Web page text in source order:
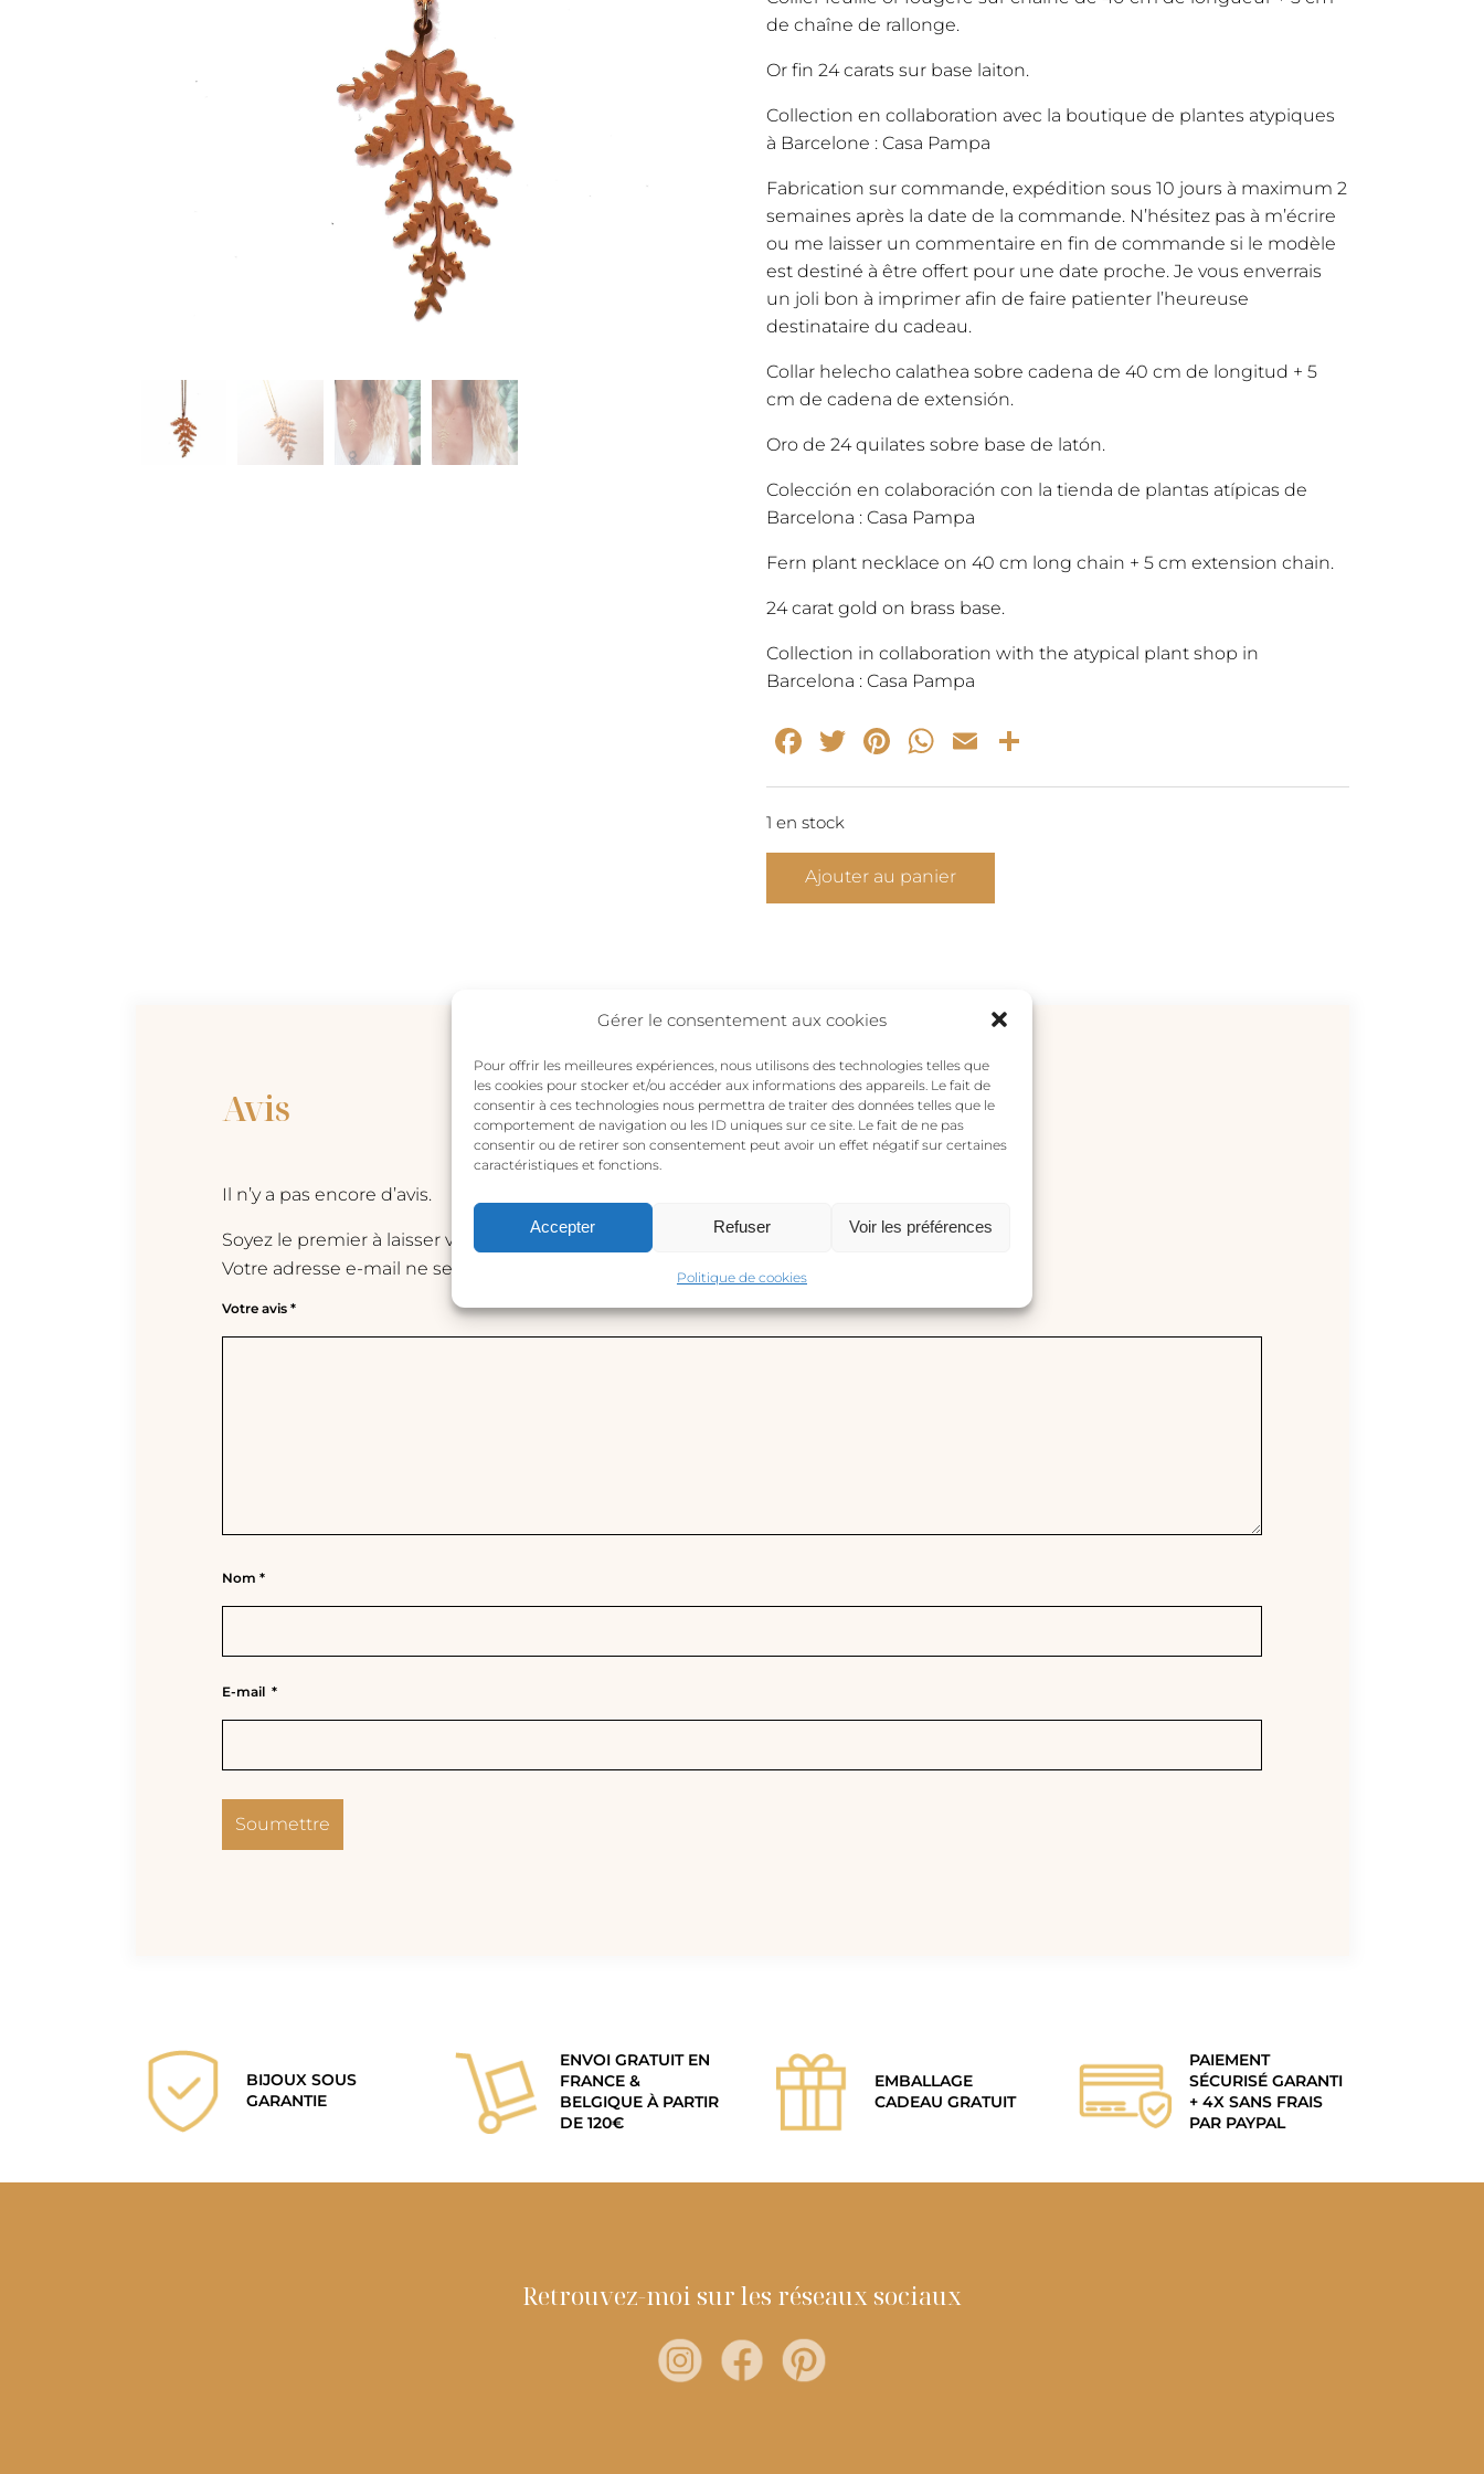
Gérer le consentement aux cookies
Pour offrir les meilleures expériences, nous utilisons des technologies telles que
les cookies pour stocker et/ou accéder aux informations des appareils. Le fait de
consentir à ces technologies nous permettra de traiter des données telles que le
comportement de navigation ou les ID uniques sur ce site. Le fait de ne pas
consentir ou de retirer son consentement peut avoir un effet négatif sur certaines
caractéristiques et fonctions.
Accepter Refuser Voir les préférences
Politique de cookies
de chaîne de rallonge.
Or fin 24 carats sur base laiton.
Collection en collaboration avec la boutique de plantes atypiques
à Barcelone : Casa Pampa
Fabrication sur commande, expédition sous 10 jours à maximum 2
semaines après la date de la commande. N’hésitez pas à m’écrire
ou me laisser un commentaire en fin de commande si le modèle
est destiné à être offert pour une date proche. Je vous enverrais
un joli bon à imprimer afin de faire patienter l’heureuse
destinataire du cadeau.
Collar helecho calathea sobre cadena de 40 cm de longitud + 5
cm de cadena de extensión.
Oro de 24 quilates sobre base de latón.
Colección en colaboración con la tienda de plantas atípicas de
Barcelona : Casa Pampa
Fern plant necklace on 40 cm long chain + 5 cm extension chain.
24 carat gold on brass base.
Collection in collaboration with the atypical plant shop in
Barcelona : Casa Pampa
Facebook
Twitter
Pinterest
WhatsApp
Email
1 en stock
quantité
Ajouter au panier
Avis
Il n’y a pas encore d’avis.
Soyez le premier à laisser votre avis sur “FERN – collier or”
Votre adresse e-mail ne sera pas publiée.
Les champs obligatoires sont indiqués avec
Votre avis *
Nom *
E-mail *
BIJOUX SOUS
GARANTIE
ENVOI GRATUIT EN
FRANCE &
BELGIQUE À PARTIR
DE 120€
EMBALLAGE
CADEAU GRATUIT
PAIEMENT
SÉCURISÉ GARANTI
+ 4X SANS FRAIS
PAR PAYPAL
Retrouvez-moi sur les réseaux sociaux